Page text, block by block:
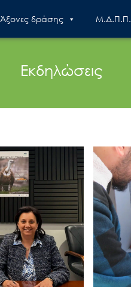
Άξονες δράσης Μ.Δ.Π.Π.
Εκδηλώσεις